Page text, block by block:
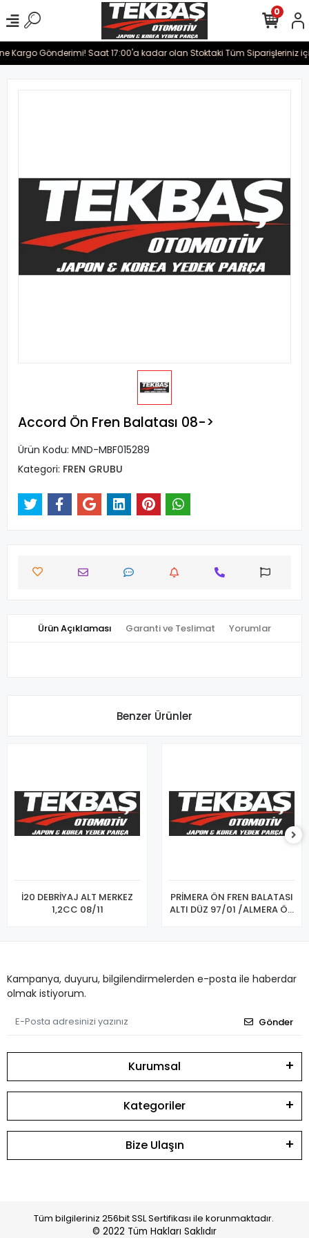
Kargo Gönderimi! Saat 17:00'a kadar olan Stoktaki Tüm Siparişleriniz
0
Accord Ön Fren Balatası 08->
Ürün Kodu: MND-MBF015289
Kategori: FREN GRUBU
Ürün Açıklaması Garanti ve Teslimat Yorumlar
Benzer Ürünler
İ20 DEBRİYAJ ALT MERKEZ
1,2CC 08/11
PRİMERA ÖN FREN BALATASI
ALTI DÜZ 97/01 /ALMERA ÖN
Kampanya, duyuru, bilgilendirmelerden e-posta ile haberdar
olmak istiyorum.
Gönder
Kurumsal
Kategoriler
Bize Ulaşın
Tüm bilgileriniz 256bit SSL Sertifikası ile korunmaktadır.
© 2022 Tüm Hakları Saklıdır